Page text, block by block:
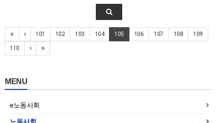
101 102 103 104 105 106 107 108 109
110
MENU
e노동사회